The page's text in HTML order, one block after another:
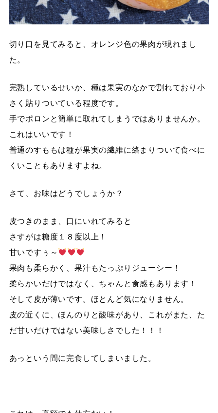
切り口を見てみると、オレンジ色の果肉が現れまし
た。
完熟しているせいか、種は果実のなかで割れており小
さく貼りついている程度です。
手でポロンと簡単に取れてしまうではありませんか。
これはいいです！
普通のすももは種が果実の繊維に絡まりついて食べに
くいこともありますよね。
さて、お味はどうでしょうか？
皮つきのまま、口にいれてみると
さすがは糖度１８度以上！
甘いですぅ～
果肉も柔らかく、果汁もたっぷりジューシー！
柔らかいだけではなく、ちゃんと食感もあります！
そして皮が薄いです。ほとんど気になりません。
皮の近くに、ほんのりと酸味があり、これがまた、た
だ甘いだけではない美味しさでした！！！
あっという間に完食してしまいました。